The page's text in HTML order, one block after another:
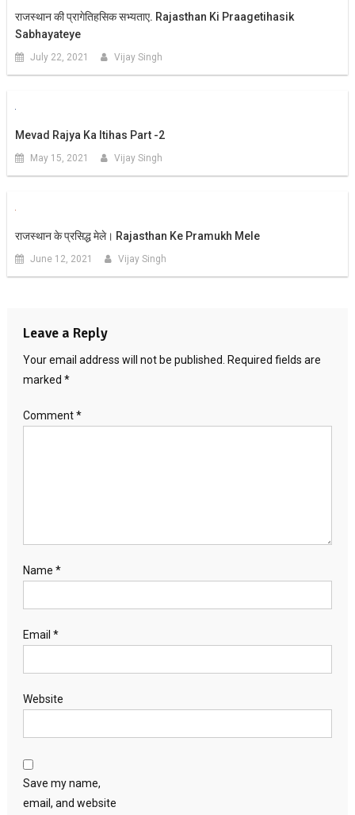
राजस्थान की प्रागेतिहसिक सभ्यताए. Rajasthan Ki Praagetihasik
Sabhayateye
July 22, 2021 Vijay Singh
Mevad Rajya Ka Itihas Part -2
May 15, 2021 Vijay Singh
राजस्थान के प्रसिद्ध मेले। Rajasthan Ke Pramukh Mele
June 12, 2021 Vijay Singh
Leave a Reply
Your email address will not be published.
Required fields are
marked *
Comment*
Name *
Email *
Website
Save my name,
email, and website